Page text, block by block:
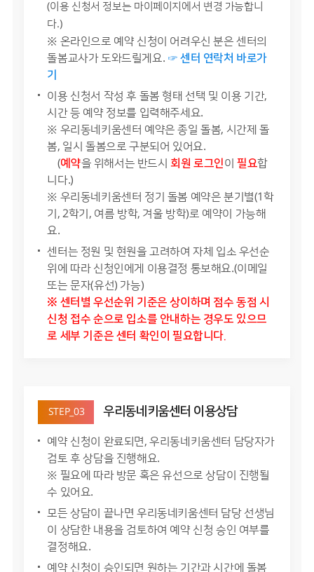
(이용 신청서 정보는 마이페이지에서 변경 가능합니
다.)
※ 온라인으로 예약 신청이 어려우신 분은 센터의
돌봄교사가 도와드릴게요. ☞ 센터 연락처 바로가
기
이용 신청서 작성 후 돌봄 형태 선택 및 이용 기간,
시간 등 예약 정보를 입력해주세요.
※ 우리동네키움센터 예약은 종일 돌봄, 시간제 돌
봄, 일시 돌봄으로 구분되어 있어요.
(예약을 위해서는 반드시 회원 로그인이필요합
니다.)
※ 우리동네키움센터 정기 돌봄 예약은 분기별(1학
기, 2학기, 여름 방학, 겨울 방학)로 예약이 가능해
요.
센터는 정원 및 현원을 고려하여 자체 입소 우선순
위에 따라 신청인에게 이용결정 통보해요.(이메일
또는 문자(유선) 가능)
※ 센터별 우선순위 기준은 상이하며 점수 동점 시
신청 접수 순으로 입소를 안내하는 경우도 있으므
로 세부 기준은 센터 확인이 필요합니다.
STEP_03 우리동네키움센터 이용상담
예약 신청이 완료되면, 우리동네키움센터 담당자가
검토 후 상담을 진행해요.
※ 필요에 따라 방문 혹은 유선으로 상담이 진행될
수 있어요.
모든 상담이 끝나면 우리동네키움센터 담당 선생님
이 상담한 내용을 검토하여 예약 신청 승인 여부를
결정해요.
예약 신청이 승인되면 원하는 기간과 시간에 돌봄